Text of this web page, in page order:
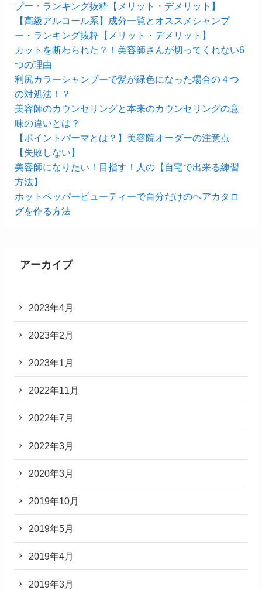
プー・ランキング抜粋【メリット・デメリット】
【高級アルコール系】成分一覧とオススメシャンプ
ー・ランキング抜粋【メリット・デメリット】
カットを断わられた？！美容師さんが切ってくれない6
つの理由
利尻カラーシャンプーで髪が緑色になった場合の４つ
の対処法！？
美容師のカウンセリングと本来のカウンセリングの意
味の違いとは？
【ポイントパーマとは？】美容院オーダーの注意点
【失敗しない】
美容師になりたい！目指す！人の【自宅で出来る練習
方法】
ホットペッパービューティーで自分だけのヘアカタロ
グを作る方法
アーカイブ
2023年4月
2023年2月
2023年1月
2022年11月
2022年7月
2022年3月
2020年3月
2019年10月
2019年5月
2019年4月
2019年3月